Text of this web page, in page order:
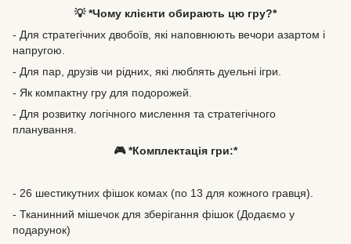
💡 *Чому клієнти обирають цю гру?*
- Для стратегічних двобоїв, які наповнюють вечори азартом і
напругою.
- Для пар, друзів чи рідних, які люблять дуельні ігри.
- Як компактну гру для подорожей.
- Для розвитку логічного мислення та стратегічного
планування.
🎮 *Комплектація гри:*
- 26 шестикутних фішок комах (по 13 для кожного гравця).
- Тканинний мішечок для зберігання фішок (Додаємо у
подарунок)